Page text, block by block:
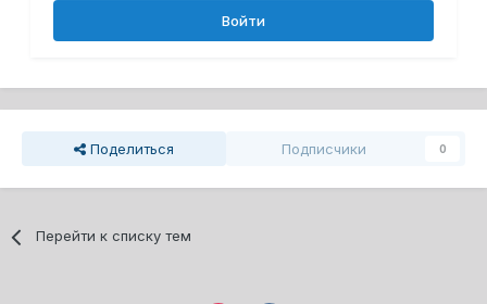
Войти
Поделиться Подписчики 0
Перейти к списку тем